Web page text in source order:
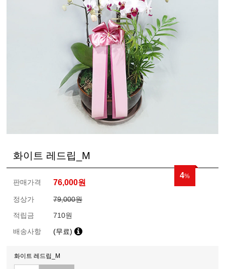
화이트 레드립_M
4%
판매가격 76,000원
정상가
79,000원
적립금
710원
배송사항
(무료)
화이트 레드립_M